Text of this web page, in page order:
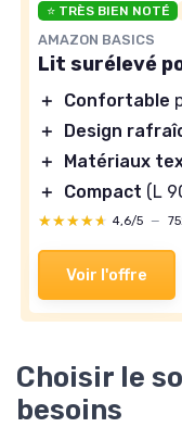
⭐ TRÈS BIEN NOTÉ
AMAZON BASICS
Lit surélevé
＋ Confortable
＋
Design
＋
Matériaux
＋
Compact (L
★★★★★
★★★★★ 4,6/5 —
Voir l'offre
Choisir le
besoins